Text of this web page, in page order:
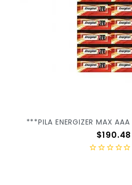
***PILA ENERGIZER MAX
Precio
$190.48